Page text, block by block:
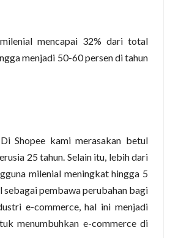
mencapai 32% dari total
menjadi 50-60 persen di tahun
Shopee kami merasakan betul
25 tahun. Selain itu, lebih dari
milenial meningkat hingga 5
pembawa perubahan bagi
e-commerce, hal ini menjadi
menumbuhkan e-commerce di